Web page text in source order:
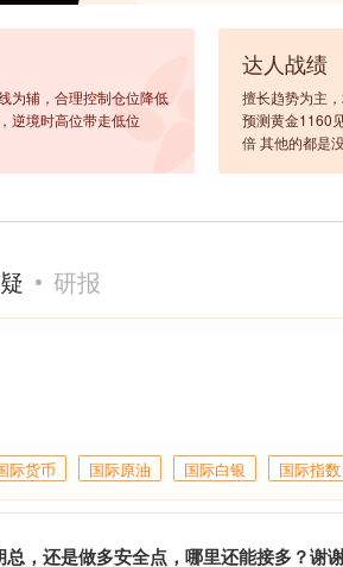
为辅，合理控制仓位降低
逆境时高位带走低位
达人战绩
擅长趋势为主
预测黄金1160
倍 其他的都是
研报
际货币 国际原油 国际白银 国际指数
，还是做多安全点，哪里还能接多？谢